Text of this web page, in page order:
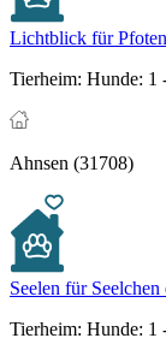
Lichtblick für
Tierheim: Hunde: 1
Ahnsen (31708)
Seelen für Seelchen
Tierheim: Hunde: 1